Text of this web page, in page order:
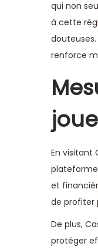
qui non
à cette
renforce
En visitant
et
de profiter
De plus,
protéger